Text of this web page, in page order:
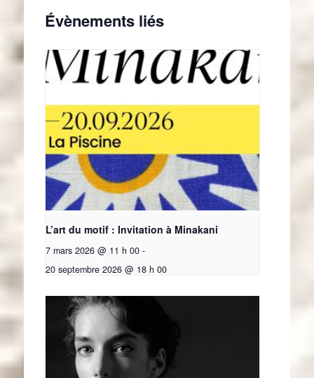
Évènements liés
L’art du motif : Invitation à Minakani
7 mars 2026 @ 11 h 00 -
20 septembre 2026 @ 18 h 00